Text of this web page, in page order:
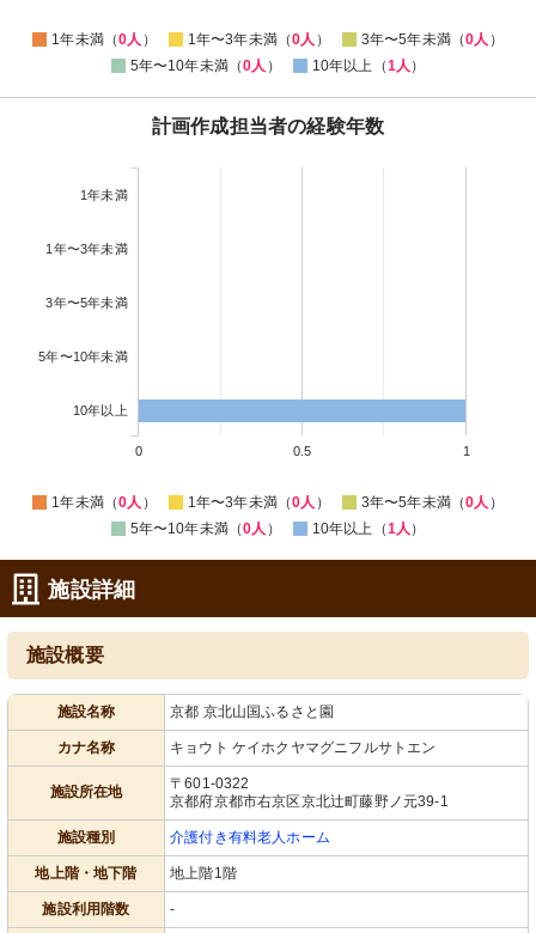
1年未満（0人 ） 1年〜3年未満（0人 ） 3年〜5年未満（0人 ）
5年〜10年未満（0人 ） 10年以上（1人 ）
計画作成担当者の経験年数
1年未満
1年〜3年未満
3年〜5年未満
5年〜10年未満
10年以上
0 0.5 1
1年未満（0人 ） 1年〜3年未満（0人 ） 3年〜5年未満（0人 ）
5年〜10年未満（0人 ） 10年以上（1人 ）
施設詳細
施設概要
施設名称 京都 京北山国ふるさと園
カナ名称 キョウト ケイホクヤマグニフルサトエン
施設所在地
〒601-0322
京都府京都市右京区京北辻町藤野ノ元39-1
施設種別 介護付き有料老人ホーム
地上階・地下階 地上階1階
施設利用階数 -